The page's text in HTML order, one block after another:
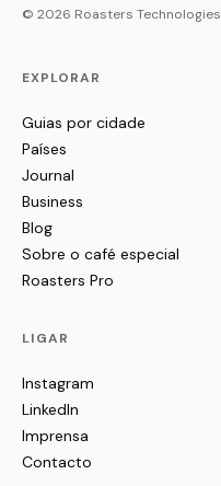
© 2026 Roasters Technologies
EXPLORAR
Guias por cidade
Países
Journal
Business
Blog
Sobre o café especial
Roasters Pro
LIGAR
Instagram
LinkedIn
Imprensa
Contacto